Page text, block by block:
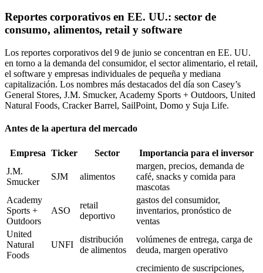
Reportes corporativos en EE. UU.: sector de
consumo, alimentos, retail y software
Los reportes corporativos del 9 de junio se concentran en EE. UU.
en torno a la demanda del consumidor, el sector alimentario, el retail,
el software y empresas individuales de pequeña y mediana
capitalización. Los nombres más destacados del día son Casey’s
General Stores, J.M. Smucker, Academy Sports + Outdoors, United
Natural Foods, Cracker Barrel, SailPoint, Domo y Suja Life.
Antes de la apertura del mercado
Empresa Ticker Sector
Importancia para el inversor
J.M.
Smucker
SJM alimentos
margen, precios, demanda de
café, snacks y comida para
mascotas
Academy
Sports +
Outdoors
ASO
retail
deportivo
gastos del consumidor,
inventarios, pronóstico de
ventas
United
Natural
Foods
UNFI
distribución
de alimentos
volúmenes de entrega, carga de
deuda, margen operativo
crecimiento de suscripciones,